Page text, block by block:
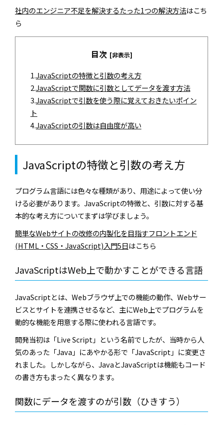
社内のエンジニア不⾜を解決するたった1つの解決⽅法はこち
ら
目次 [非表示]
1.JavaScriptの特徴と引数の考え方
2.JavaScriptで関数に引数としてデータを渡す方法
3.JavaScriptで引数を使う際に覚えておきたいポイン
ト
4.JavaScriptの引数は自由度が高い
JavaScriptの特徴と引数の考え方
プログラム言語には色々な種類があり、用途によって使い分
ける必要があります。JavaScriptの特徴と、引数に対する基
本的な考え方についてまずは学びましょう。
簡単なWebサイトの改修の内製化を目指すフロントエンド
(HTML・CSS・JavaScript)入門5日はこちら
JavaScriptはWeb上で動かすことができる言語
JavaScriptとは、Webブラウザ上での機能の動作、Webサー
ビスとサイトを連携させるなど、主にWeb上でプログラムを
動的な機能を用意する際に使われる言語です。
開発当初は「Live Script」という名前でしたが、当時から人
気のあった「Java」にあやかる形で「JavaScript」に変更さ
れました。しかしながら、JavaとJavaScriptは機能もコード
の書き方もまったく異なります。
関数にデータを渡すのが引数（ひきすう）